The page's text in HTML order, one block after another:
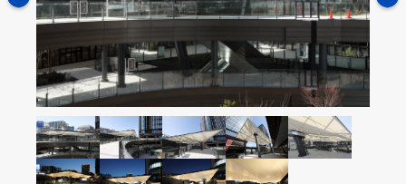
製品・サービス
実績
太陽工業コラム